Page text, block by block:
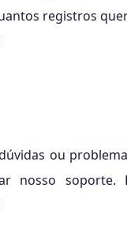
registros
ou
nosso soporte.